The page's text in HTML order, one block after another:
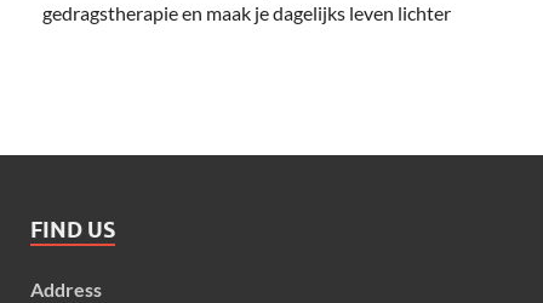
gedragstherapie en maak je dagelijks leven lichter
FIND US
Address